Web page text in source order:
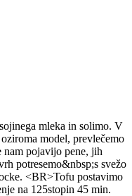
mleka in solimo. V
model, prevlečemo
pojavijo pene, jih
potresemo&nbsp;s svežo
<BR>Tofu postavimo
na 125stopin 45 min.